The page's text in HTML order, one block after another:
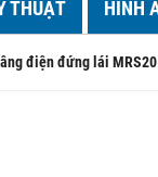
THUẬT HÌNH
điện đứng lái MRS20